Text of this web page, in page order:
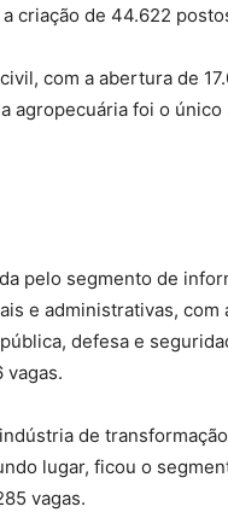
criação de 44.622
com a abertura de
agropecuária foi o
pelo segmento de
e administrativas, com
defesa e
vagas.
de
lugar, ficou o
vagas.